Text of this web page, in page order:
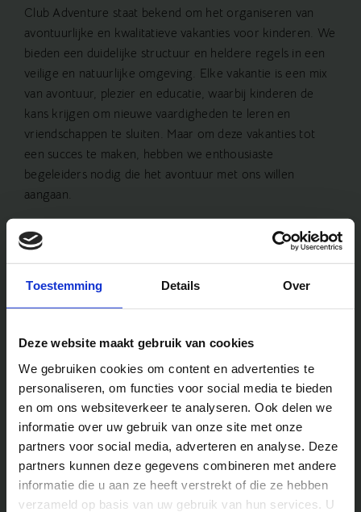
Toestemming Details Over
Deze website maakt gebruik van cookies
We gebruiken cookies om content en advertenties te
personaliseren, om functies voor social media te bieden
en om ons websiteverkeer te analyseren. Ook delen we
informatie over uw gebruik van onze site met onze
partners voor social media, adverteren en analyse. Deze
partners kunnen deze gegevens combineren met andere
informatie die u aan ze heeft verstrekt of die ze hebben
verzameld op basis van uw gebruik van hun services. U
Club Adventure staat bekend om het organiseren van
avontuurlijke en kwalitatieve vakanties voor kinderen. We
bieden een duidelijke structuur en heldere regels in een
veilige en natuurlijke omgeving. Elke vakantie is een mix
van avontuur, plezier en educatie, waarbij kinderen de
kans krijgen om nieuwe vaardigheden te leren en
vriendschappen te sluiten. Maar om deze vakanties tot
een succes te maken, hebben we enthousiaste
begeleiders nodig die het avontuur met ons willen
aangaan.
Wat kun je verwachten als
kamp begeleider?
Begeleider vakantie
vakantieplezier van de kinderen. Samen met je collega-
begeleiders zorg je ervoor dat de kinderen een
geweldige tijd hebben tijdens eenkinderkamp. Je
begeleidt activiteiten zoals knutselen, sport en spel,
kampvuuravonden en avontuurlijke activiteiten zoals
klimmen in het klimbos. Je bent een vertrouwenspersoon
en aanspreekpunt voor de kinderen gedurende de